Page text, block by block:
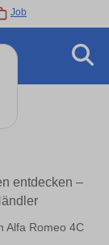
Job
entdecken –
Alfa Romeo 4C